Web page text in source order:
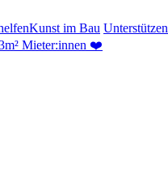
Kunst im Bau Unterstützen
Mieter:innen ❤️